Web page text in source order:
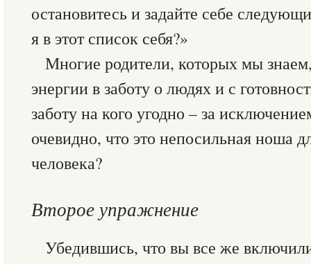
остановитесь и задайте себе
я в этот список себя?»
Многие родители, которых мы
энергии в заботу о людях и с
заботу на кого угодно – за
очевидно, что это непосильная ноша
человека?
Второе упражнение
Убедившись, что вы все же